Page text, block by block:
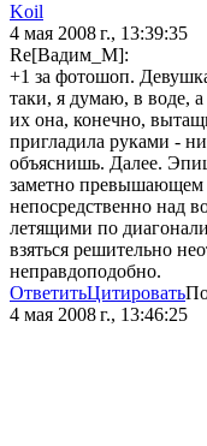
Koil
4 мая 2008 г., 13:39:35
Re[Вадим_М]:
+1 за фотошоп.
таки, я думаю, в воде,
их она, конечно,
пригладила руками -
объяснишь. Далее.
заметно превышающем
непосредственно над
летящими по
взяться решительно
неправдоподобно.
ОтветитьЦитировать
4 мая 2008 г., 13:46:25